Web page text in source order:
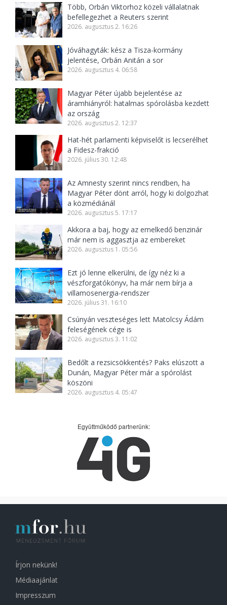
Több, Orbán Viktorhoz közeli vállalatnak
befellegezhet a Reuters szerint
2026. augusztus 2. 16:26
Jóváhagyták: kész a Tisza-kormány
jelentése, Orbán Anitán a sor
2026. augusztus 4. 06:58
Magyar Péter újabb bejelentése az
áramhiányról: hatalmas spórolásba kezdett
az ország
2026. augusztus 2. 12:37
Hat-hét parlamenti képviselőt is lecserélhet
a Fidesz-frakció
2026. július 30. 12:48
Az Amnesty szerint nincs rendben, ha
Magyar Péter dönt arról, hogy ki dolgozhat
a közmédiánál
2026. augusztus 5. 17:17
Akkora a baj, hogy az emelkedő benzinár
már nem is aggasztja az embereket
2026. augusztus 1. 05:56
Ezt jó lenne elkerülni, de így néz ki a
vészforgatókönyv, ha már nem bírja a
villamosenergia-rendszer
2026. július 31. 16:10
Csúnyán veszteséges lett Matolcsy Ádám
feleségének cége is
2026. augusztus 3. 11:02
Bedőlt a rezsicsökkentés? Paks elúszott a
Dunán, Magyar Péter már a spórolást
köszöni
2026. augusztus 4. 05:47
Együttműködő partnerünk:
Írjon nekünk!
Médiaajánlat
Impresszum